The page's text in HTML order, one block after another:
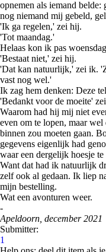
opnemen als iemand belde:
nog niemand mij gebeld,
'Ik ga regelen,' zei hij.
'Tot maandag.'
Helaas kon ik pas
'Bestaat niet,' zei hij.
'Dat kan natuurlijk,' zei ik.
vast nog wel.'
Ik zag hem denken: Deze
'Bedankt voor de moeite'
Waarom had hij mij niet
even om te lopen, maar
binnen zou moeten gaan.
gegevens eigenlijk had
waar een dergelijk hoesje te
Want dat had ik natuurlijk
zelf ook al gedaan. Ik liep
mijn bestelling.
Wat een avonturen weer.
-
Apeldoorn, december 2021
Submitter:
1